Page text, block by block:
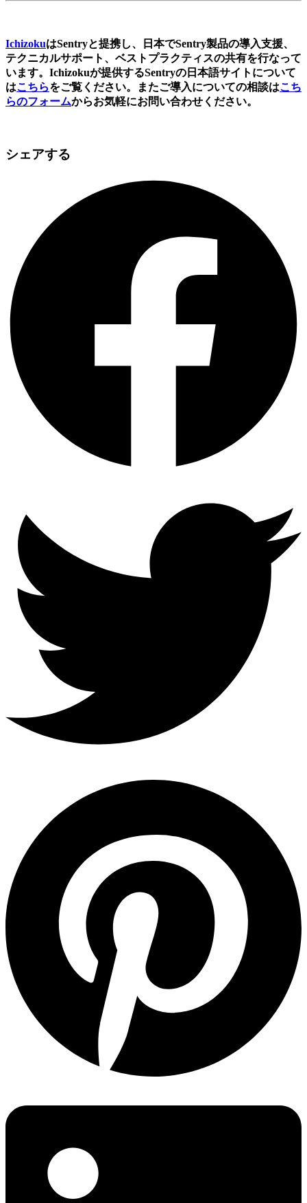
IchizokuはSentryと提携し、日本でSentry製品の導入支援、
テクニカルサポート、ベストプラクティスの共有を行なって
います。Ichizokuが提供するSentryの日本語サイトについて
はこちらをご覧ください。またご導入についての相談はこち
らのフォームからお気軽にお問い合わせください。
シェアする